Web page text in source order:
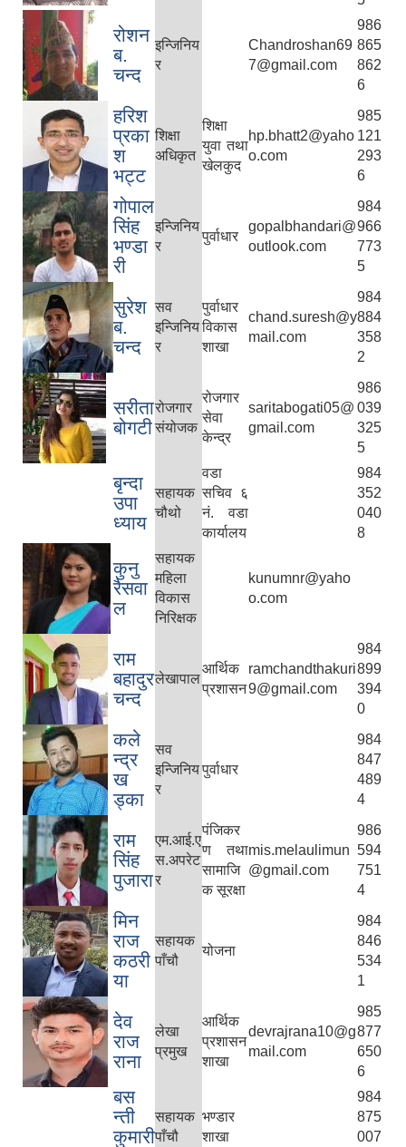
रोशन
ब.
चन्द
इन्जिनिय
र
Chandroshan69
7@gmail.com
986
865
862
6
हरिश
प्रका
श
भट्ट
शिक्षा
अधिकृत
शिक्षा
युवा तथा
खेलकुद
hp.bhatt2@yaho
o.com
985
121
293
6
गोपाल
सिंह
भण्डा
री
इन्जिनिय
र
पुर्वाधार
gopalbhandari@
outlook.com
984
966
773
5
सुरेश
ब.
चन्द
सव
इन्जिनिय
र
पुर्वाधार
विकास
शाखा
chand.suresh@y
mail.com
984
884
358
2
सरीता
बोगटी
रोजगार
संयोजक
रोजगार
सेवा
केन्द्र
saritabogati05@
gmail.com
986
039
325
5
बृन्दा
उपा
ध्याय
सहायक
चौथो
वडा
सचिव ६
नं. वडा
कार्यालय
984
352
040
8
कुनु
रैसवा
ल
सहायक
महिला
विकास
निरिक्षक
kunumnr@yaho
o.com
राम
बहादुर
चन्द
लेखापाल
आर्थिक
प्रशासन
ramchandthakuri
9@gmail.com
984
899
394
0
कले
न्द्र
ख
ड्का
सव
इन्जिनिय
र
पुर्वाधार
984
847
489
4
राम
सिंह
पुजारा
एम.आई.ए
स.अपरेट
र
पंजिकर
ण तथा
सामाजि
क सूरक्षा
mis.melaulimun
@gmail.com
986
594
751
4
मिन
राज
कठरी
या
सहायक
पाँचौ
योजना
984
846
534
1
देव
राज
राना
लेखा
प्रमुख
आर्थिक
प्रशासन
शाखा
devrajrana10@g
mail.com
985
877
650
6
बस
न्ती
कुमारी
सहायक
पाँचौ
भण्डार
शाखा
984
875
007